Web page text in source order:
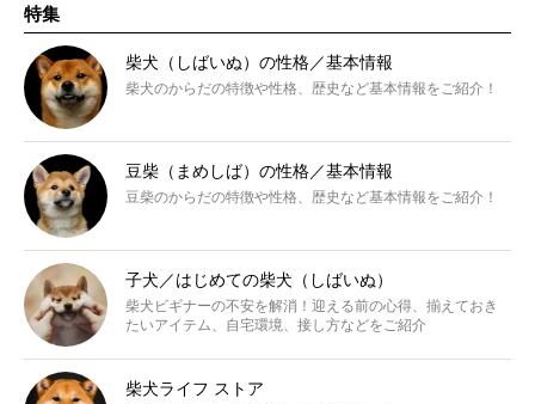
特集
柴犬（しばいぬ）の性格／基本情報
柴犬のからだの特徴や性格、歴史など基本情報をご紹介！
豆柴（まめしば）の性格／基本情報
豆柴のからだの特徴や性格、歴史など基本情報をご紹介！
子犬／はじめての柴犬（しばいぬ）
柴犬ビギナーの不安を解消！迎える前の心得、揃えておき
たいアイテム、自宅環境、接し方などをご紹介
柴犬ライフ ストア